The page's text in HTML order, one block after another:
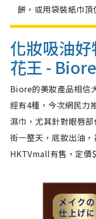
餅，或用袋裝紙巾頂
化妝吸油
花王 -
Biore的美妝產品相信
經有4種，今次網民力
濕巾，尤其針對眼唇
街一整天，底妝出油
HKTVmall有售，定價